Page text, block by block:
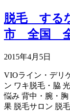
脱毛 する
市 全国
2015年4月5日
VIOライン・デリ
ン ワキ脱毛・脇
悩み 背中・腕・胸
果 脱毛サロン 脱